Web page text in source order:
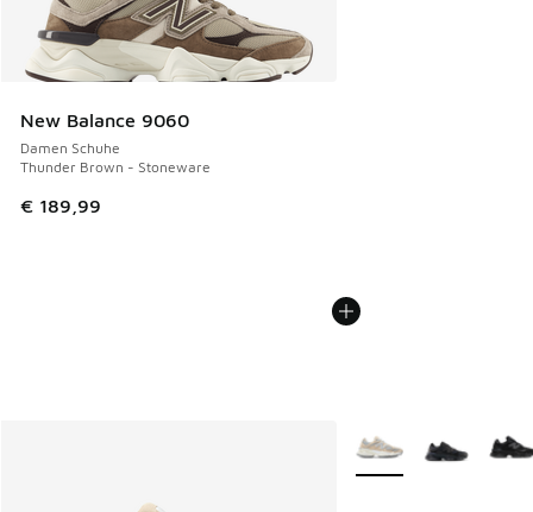
New Balance 9060
Damen Schuhe
Thunder Brown - Stoneware
€ 189,99
Weitere Farben